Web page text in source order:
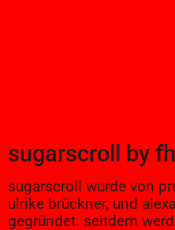
sugarscroll by
sugarscroll wurde von
ulrike brückner, und
gegründet. seitdem